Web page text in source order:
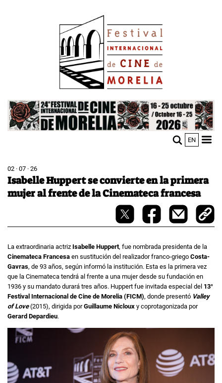
Image
EN
02 · 07 · 26
Isabelle Huppert se convierte en la primera
mujer al frente de la Cinemateca francesa
La extraordinaria actriz Isabelle Huppert, fue nombrada presidenta de la
Cinemateca Francesa en sustitución del realizador franco-griego Costa-
Gavras, de 93 años, según informó la institución. Esta es la primera vez
que la Cinemateca tendrá al frente a una mujer desde su fundación en
1936 y su mandato durará tres años. Huppert fue invitada especial del 13°
Festival Internacional de Cine de Morelia (FICM), donde presentó Valley
of Love(2015), dirigida porGuillaume Nicloux y coprotagonizada por
Gerard Depardieu.